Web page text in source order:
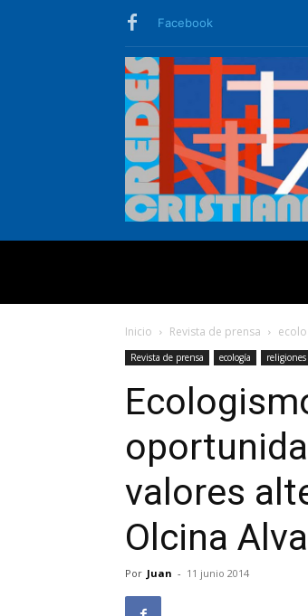
Facebook
Inicio Revista de prensa
Revista de prensa ecología religiones
valores
Olcina
Por Juan - 11 junio 2014